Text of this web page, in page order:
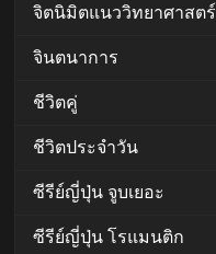
จิตนิมิตแนววิทยาศาสตร์
จินตนาการ
ชีวิตคู่
ชีวิตประจำวัน
ซีรีย์ญี่ปุ่น จูบเยอะ
ซีรีย์ญี่ปุ่น โรแมนติก